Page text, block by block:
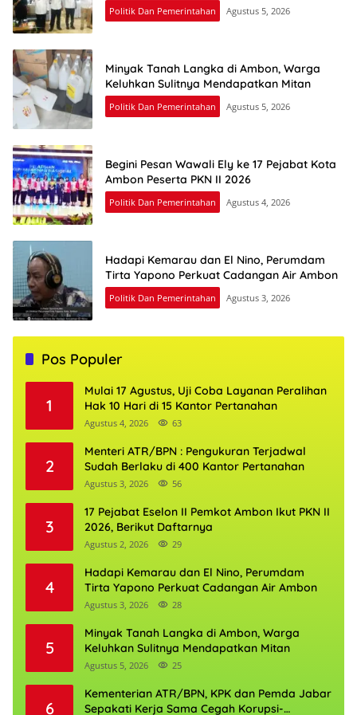
Politik Dan Pemerintahan Agustus 5, 2026
Minyak Tanah Langka di Ambon, Warga
Keluhkan Sulitnya Mendapatkan Mitan
Politik Dan Pemerintahan Agustus 5, 2026
Begini Pesan Wawali Ely ke 17 Pejabat Kota
Ambon Peserta PKN II 2026
Politik Dan Pemerintahan Agustus 4, 2026
Hadapi Kemarau dan El Nino, Perumdam
Tirta Yapono Perkuat Cadangan Air Ambon
Politik Dan Pemerintahan Agustus 3, 2026
Pos Populer
1
Mulai 17 Agustus, Uji Coba Layanan Peralihan
Hak 10 Hari di 15 Kantor Pertanahan
Agustus 4, 2026 63
2
Menteri ATR/BPN : Pengukuran Terjadwal
Sudah Berlaku di 400 Kantor Pertanahan
Agustus 3, 2026 56
3
17 Pejabat Eselon II Pemkot Ambon Ikut PKN II
2026, Berikut Daftarnya
Agustus 2, 2026 29
4
Hadapi Kemarau dan El Nino, Perumdam
Tirta Yapono Perkuat Cadangan Air Ambon
Agustus 3, 2026 28
5
Minyak Tanah Langka di Ambon, Warga
Keluhkan Sulitnya Mendapatkan Mitan
Agustus 5, 2026 25
6
Kementerian ATR/BPN, KPK dan Pemda Jabar
Sepakati Kerja Sama Cegah Korupsi-